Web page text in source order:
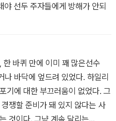
야 선두 주자들에게 방해가 안되
바퀴 만에 이미 꽤 많은선수
나 바닥에 엎드려 있었다. 하일리
기에 대한 부끄러움이 없었다. 그
쟁할 준비가 돼 있지 않다는 사
것이다. 그냥 계속 달리는